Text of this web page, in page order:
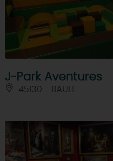
J-Park Aventures
45130 - BAULE